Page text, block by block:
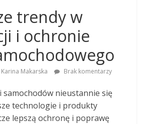
trendy w
i ochronie
Karina Makarska Brak komentarzy
samochodów nieustannie się
technologie i produkty
lepszą ochronę i poprawę